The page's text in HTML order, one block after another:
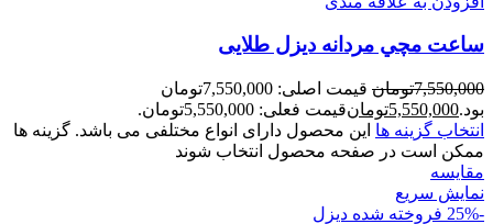
ساعت مچي مردانه ديزل طلایی
7,550,000تومان
قیمت اصلی: 7,550,000تومان
بود.5,550,000تومانقیمت فعلی: 5,550,000تومان.
انتخاب گزینه ها این محصول دارای انواع مختلفی می باشد. گزینه ها
ممکن است در صفحه محصول انتخاب شوند
مقايسه
نمایش سریع
-25%
فروخته شده دیزل